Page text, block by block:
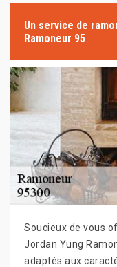
Un service de
Ramoneur 95
Soucieux de vous
Jordan Yung
adaptés aux